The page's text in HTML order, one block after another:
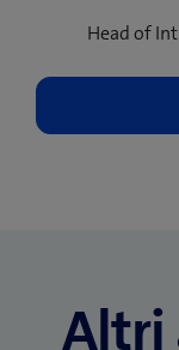
Head of
Altri